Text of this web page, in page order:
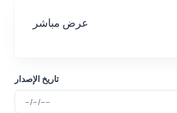
عرض مباشر
تاريخ الإصدار